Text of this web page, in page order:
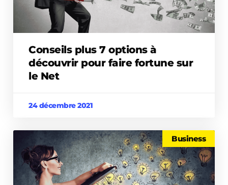
Conseils plus 7 options à
découvrir pour faire fortune sur
le Net
24 décembre 2021
Business